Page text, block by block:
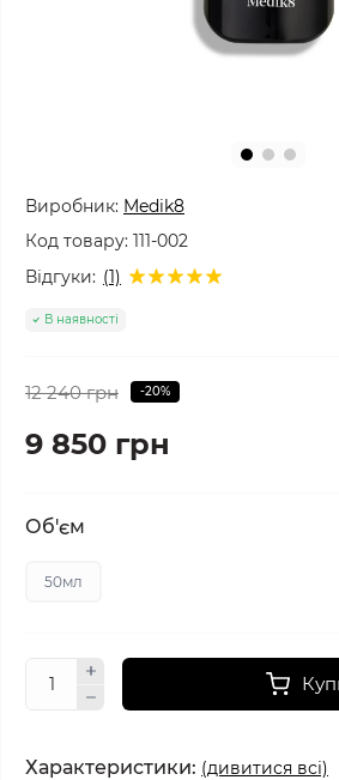
Виробник: Medik8
Код товару: 111-002
Відгуки: (1)
В наявності
12 240 грн -20%
9 850 грн
Об'єм
50мл
Характеристики: (дивитися всі)